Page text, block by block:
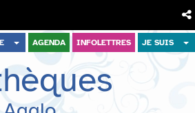
AGENDA INFOLETTRES JE SUIS